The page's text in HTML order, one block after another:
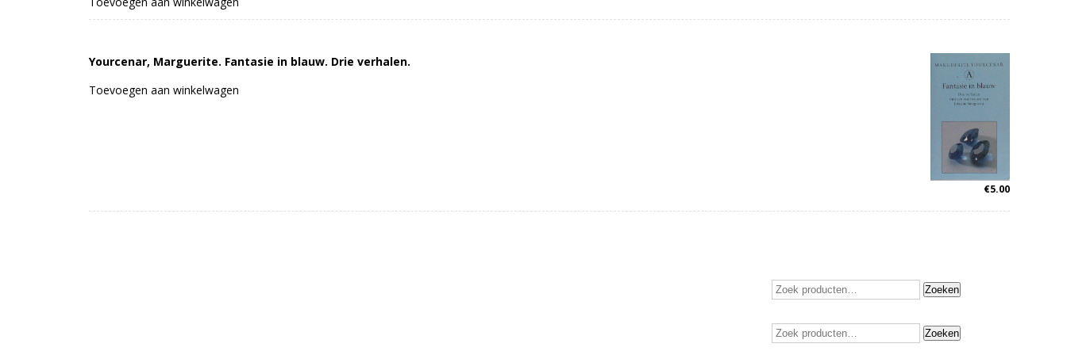
Yourcenar, Marguerite. Fantasie in blauw. Drie verhalen.
€5.00
Toevoegen aan winkelwagen
Zoeken
naar:
Zoeken
Zoeken
naar:
Zoeken